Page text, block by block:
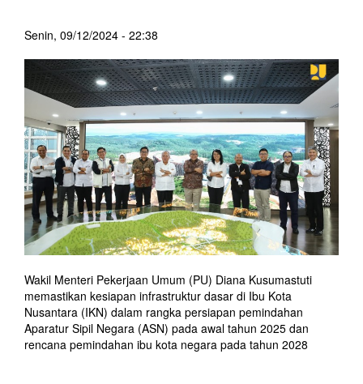
Senin, 09/12/2024 - 22:38
Wakil Menteri Pekerjaan Umum (PU) Diana Kusumastuti
memastikan kesiapan infrastruktur dasar di Ibu Kota
Nusantara (IKN) dalam rangka persiapan pemindahan
Aparatur Sipil Negara (ASN) pada awal tahun 2025 dan
rencana pemindahan ibu kota negara pada tahun 2028